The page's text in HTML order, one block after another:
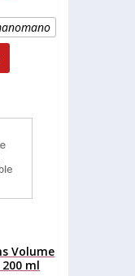
Volume
ml